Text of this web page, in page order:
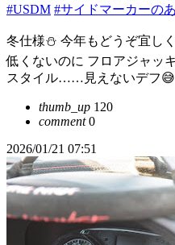
#USDM #サイドマーカーの
冬仕様⛄️ 今年もどうぞ宜し
低くないのに フロアジャッ
スタイル……見えないデフ😅
thumb_up 120
comment0
2026/01/21 07:51